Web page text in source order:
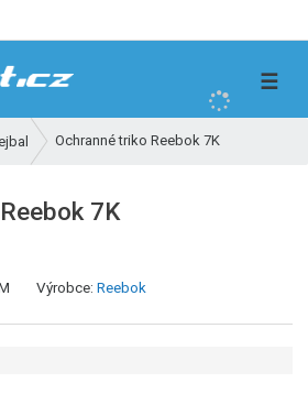
h
☰
Ochranné triko Reebok 7K
7K
Výrobce:Reebok